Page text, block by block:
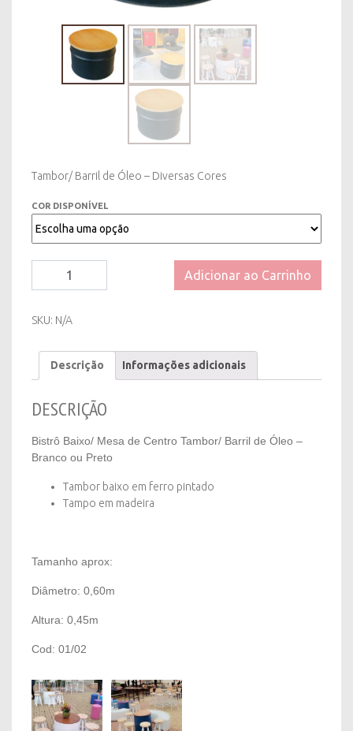
Tambor/ Barril de Óleo – Diversas Cores
COR DISPONÍVEL
de
Tambor/
Barril
de
-
quantity
Adicionar ao Carrinho
SKU: N/A
Descrição Informações adicionais
DESCRIÇÃO
Bistrô Baixo/ Mesa de Centro Tambor/ Barril de Óleo –
Branco ou Preto
Tambor baixo em ferro pintado
Tampo em madeira
Tamanho aprox:
Diâmetro: 0,60m
Altura: 0,45m
Cod: 01/02